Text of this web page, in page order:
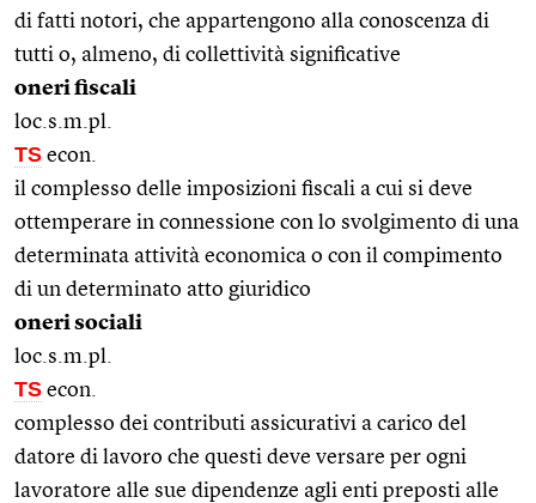
di fatti notori, che appartengono alla conoscenza di
tutti o, almeno, di collettività significative
oneri fiscali
loc.s.m.pl.
TS econ.
il complesso delle imposizioni fiscali a cui si deve
ottemperare in connessione con lo svolgimento di una
determinata attività economica o con il compimento
di un determinato atto giuridico
oneri sociali
loc.s.m.pl.
TS econ.
complesso dei contributi assicurativi a carico del
datore di lavoro che questi deve versare per ogni
lavoratore alle sue dipendenze agli enti preposti alle